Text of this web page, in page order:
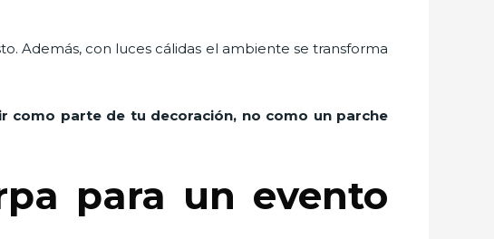
Además, con luces cálidas el ambiente se transforma
como parte de tu decoración, no como un parche
para un evento